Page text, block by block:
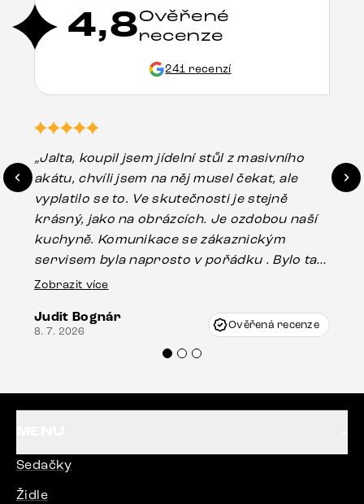
4,8Ověřené
recenze
241 recenzí
„Jalta, koupil jsem jídelní stůl z masivního
akátu, chvíli jsem na něj musel čekat, ale
vyplatilo se to. Ve skutečnosti je stejně
krásný, jako na obrázcích. Je ozdobou naší
kuchyně. Komunikace se zákaznickým
servisem byla naprosto v pořádku . Bylo tam
drobné poškození u nohy stolu, které mohlo
Vincze mi velmi korektně vyšli vstříc.
Doporučuji produkty Delife všem.“
Zobrazit více
Judit Bognár
8. 7. 2026 Ověřená recenze
Sedačky
Židle